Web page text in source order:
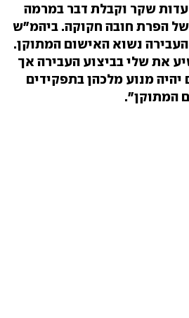
שקר וקבלת דבר במרמה
הפרת חובה חקוקה. ביהמ"ש
נשוא האישום המתוקן.
את שלי בביצוע העבירה אך
במשך 3 שנים יהיה מנוע מלכהן בתפקידים
המתוקן".